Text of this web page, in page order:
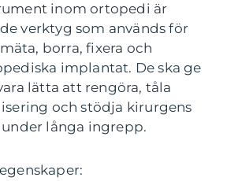
inom ortopedi är
verktyg som används för
borra, fixera och
implantat. De ska ge
lätta att rengöra, tåla
och stödja kirurgens
långa ingrepp.